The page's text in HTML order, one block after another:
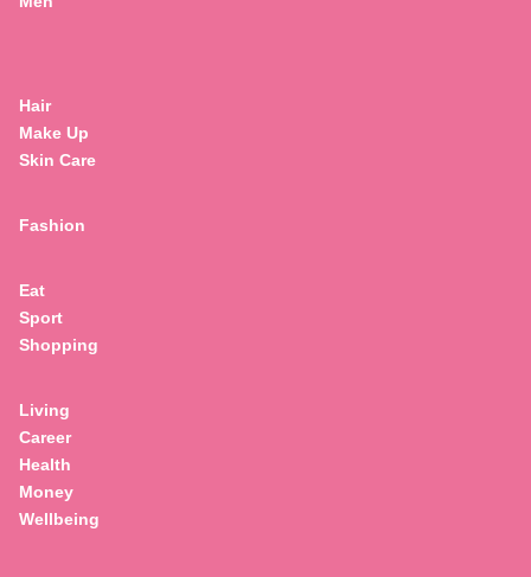
Hair
Make Up
Skin Care
Fashion
Eat
Sport
Shopping
Living
Career
Health
Money
Wellbeing